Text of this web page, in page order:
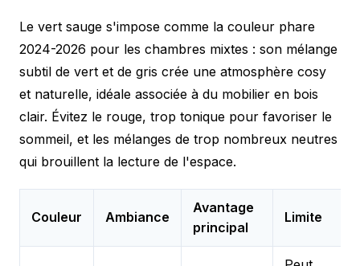
Le vert sauge s'impose comme la couleur phare
2024-2026 pour les chambres mixtes : son mélange
subtil de vert et de gris crée une atmosphère cosy
et naturelle, idéale associée à du mobilier en bois
clair. Évitez le rouge, trop tonique pour favoriser le
sommeil, et les mélanges de trop nombreux neutres
qui brouillent la lecture de l'espace.
Couleur Ambiance
Avantage
principal
Limite